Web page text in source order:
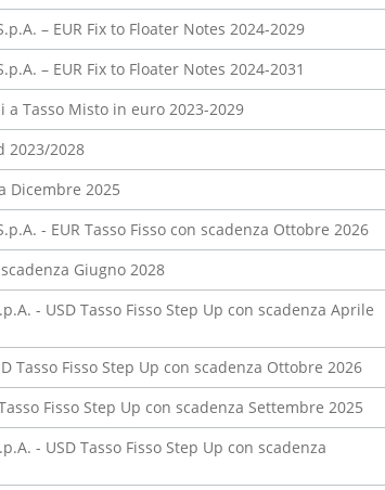
– EUR Fix to Floater Notes 2024-2029
– EUR Fix to Floater Notes 2024-2031
a Tasso Misto in euro 2023-2029
2023/2028
Dicembre 2025
- EUR Tasso Fisso con scadenza Ottobre 2026
Giugno 2028
- USD Tasso Fisso Step Up con scadenza Aprile
Tasso Fisso Step Up con scadenza Ottobre 2026
Fisso Step Up con scadenza Settembre 2025
- USD Tasso Fisso Step Up con scadenza